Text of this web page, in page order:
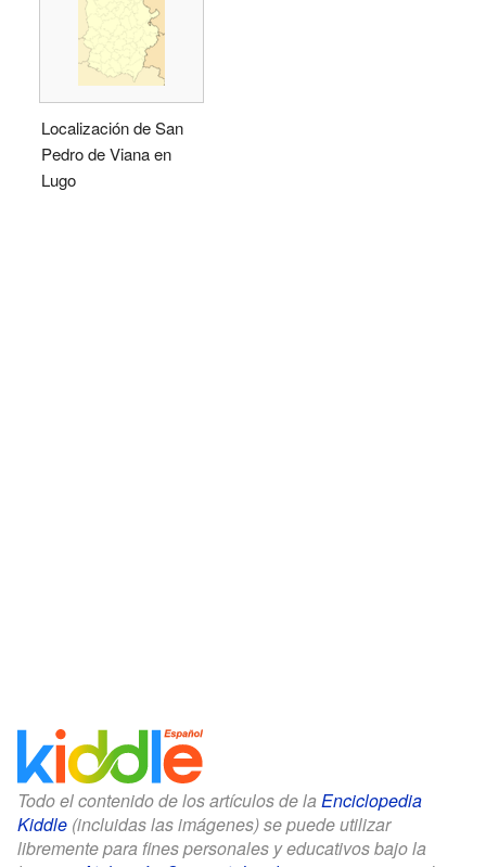
Localización de San
Pedro de Viana en
Lugo
Todo el contenido de los artículos de la Enciclopedia
Kiddle (incluidas las imágenes) se puede utilizar
libremente para fines personales y educativos bajo la